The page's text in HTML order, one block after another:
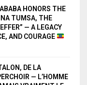
HONORS THE
TUMSA, THE
— A LEGACY
AND COURAGE
DE LA
— L’HOMME